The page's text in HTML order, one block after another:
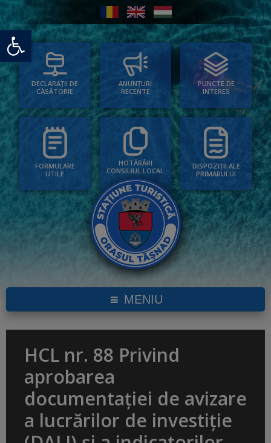
Deschide bara de unelte
DECLARAȚII DE
CĂSĂTORIE
ANUNȚURI
RECENTE
PUNCTE DE
INTERES
FORMULARE
UTILE
HOTĂRÂRI
CONSILIUL LOCAL
DISPOZIȚII ALE
PRIMARULUI
MENIU
HCL nr. 88 Privind
aprobarea
documentației de avizare
a lucrărilor de investiție